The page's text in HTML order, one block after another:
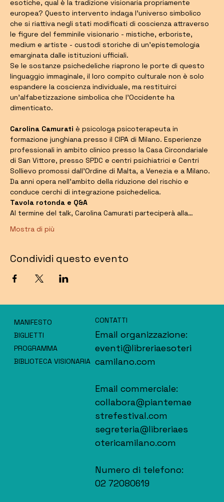
esotiche, qual è la tradizione visionaria propriamente
europea? Questo intervento indaga l'universo simbolico
che si riattiva negli stati modificati di coscienza attraverso
le figure del femminile visionario - mistiche, erboriste,
medium e artiste - custodi storiche di un'epistemologia
emarginata dalle istituzioni ufficiali.
Se le sostanze psichedeliche riaprono le porte di questo
linguaggio immaginale, il loro compito culturale non è solo
espandere la coscienza individuale, ma restituirci
un'alfabetizzazione simbolica che l'Occidente ha
dimenticato.
Carolina Camurati è psicologa psicoterapeuta in
formazione junghiana presso il CIPA di Milano. Esperienze
professionali in ambito clinico presso la Casa Circondariale
di San Vittore, presso SPDC e centri psichiatrici e Centri
Sollievo promossi dall'Ordine di Malta, a Venezia e a Milano.
Da anni opera nell’ambito della riduzione del rischio e
conduce cerchi di integrazione psichedelica.
Tavola rotonda e Q&A
Al termine del talk, Carolina Camurati parteciperà alla…
Mostra di più
Condividi questo evento
MANIFESTO
BIGLIETTI
PROGRAMMA
BIBLIOTECA VISIONARIA
CONTATTI
Email organizzazione:
eventi@libreriaesoteri
camilano.com
Email commerciale:
collabora@piantemae
strefestival.com
segreteria@libreriaes
otericamilano.com
Numero di telefono:
02 72080619